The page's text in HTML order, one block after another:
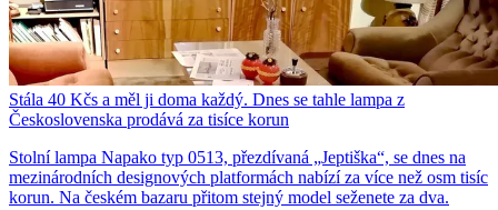
Stála 40 Kčs a měl ji doma každý. Dnes se tahle lampa z
Československa prodává za tisíce korun
Stolní lampa Napako typ 0513, přezdívaná „Jeptiška“, se dnes na
mezinárodních designových platformách nabízí za více než osm tisíc
korun. Na českém bazaru přitom stejný model seženete za dva.